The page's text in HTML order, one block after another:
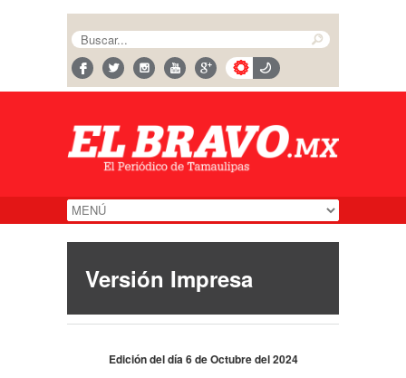
Versión Impresa
Edición del día 6 de Octubre del 2024